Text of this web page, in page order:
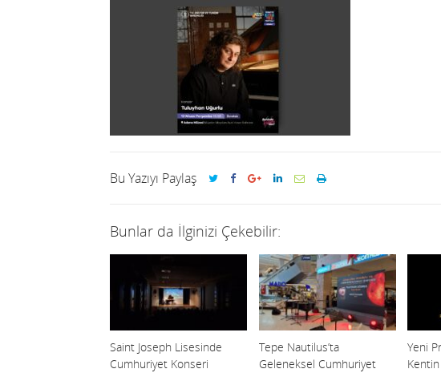
Bu Yazıyı Paylaş
Bunlar da İlginizi Çekebilir:
Saint Joseph Lisesinde
Cumhuriyet Konseri
Tepe Nautilus’ta
Geleneksel Cumhuriyet
Yeni
Kentin